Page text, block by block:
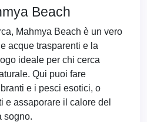
Beach
Mahmya Beach è un vero
acque trasparenti e la
ideale per chi cerca
Qui puoi fare
e i pesci esotici, o
e assaporare il calore del
sogno.